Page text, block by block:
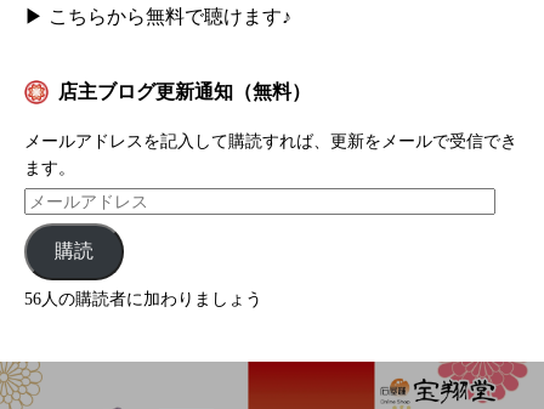
▶ こちらから無料で聴けます♪
店主ブログ更新通知（無料）
メールアドレスを記入して購読すれば、更新をメールで受信でき
ます。
購読
56人の購読者に加わりましょう